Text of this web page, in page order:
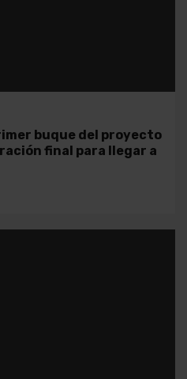
buque del proyecto
final para llegar a